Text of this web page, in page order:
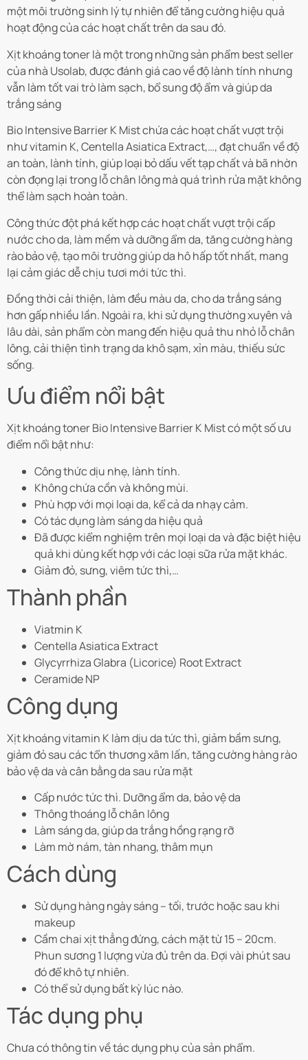
một môi trường sinh lý tự nhiên để tăng cường hiệu quả
hoạt động của các hoạt chất trên da sau đó.
Xịt khoáng tonerlà một trong những sản phẩm best seller
của nhà Usolab, được đánh giá cao về độ lành tính nhưng
vẫn làm tốt vai trò làm sạch, bổ sung độ ẩm và giúp da
trắng sáng
Bio Intensive Barrier K Mistchứa các hoạt chất vượt trội
như vitamin K, Centella Asiatica Extract,…, đạt chuẩn về độ
an toàn, lành tính, giúp loại bỏ dấu vết tạp chất và bã nhờn
còn đọng lại trong lỗ chân lông mà quá trình rửa mặt không
thể làm sạch hoàn toàn.
Công thức đột phá kết hợp các hoạt chất vượt trội cấp
nước cho da, làm mềm và dưỡng ẩm da, tăng cường hàng
rào bảo vệ, tạo môi trường giúp da hô hấp tốt nhất, mang
lại cảm giác dễ chịu tươi mới tức thì.
Đồng thời cải thiện, làm đều màu da, cho da trắng sáng
hơn gấp nhiều lần. Ngoài ra, khi sử dụng thường xuyên và
lâu dài, sản phẩm còn mang đến hiệu quả thu nhỏ lỗ chân
lông, cải thiện tình trạng da khô sạm, xỉn màu, thiếu sức
sống.
Ưu điểm nổi bật
Xịt khoáng tonerBio Intensive Barrier K Mistcó một số ưu
điểm nổi bật như:
Công thức dịu nhẹ, lành tính.
Không chứa cồn và không mùi.
Phù hợp với mọi loại da, kể cả da nhạy cảm.
Có tác dụng làm sáng da hiệu quả
Đã được kiểm nghiệm trên mọi loại da và đặc biệt hiệu
quả khi dùng kết hợp với các loại sữa rửa mặt khác.
Giảm đỏ, sưng, viêm tức thì,…
Thành phần
Viatmin K
Centella Asiatica Extract
Glycyrrhiza Glabra (Licorice) Root Extract
Ceramide NP
Công dụng
Xịt khoáng vitamin K làm dịu da tức thì, giảm bầm sưng,
giảm đỏ sau các tổn thương xâm lấn, tăng cường hàng rào
bảo vệ da và cân bằng da sau rửa mặt
Cấp nước tức thì. Dưỡng ẩm da, bảo vệ da
Thông thoáng lỗ chân lông
Làm sáng da, giúp da trắng hồng rạng rỡ
Làm mờ nám, tàn nhang, thâm mụn
Cách dùng
Sử dụng hàng ngày sáng – tối, trước hoặc sau khi
makeup
Cầm chai xịt thẳng đứng, cách mặt từ 15 – 20cm.
Phun sương 1 lượng vừa đủ trên da. Đợi vài phút sau
đó để khô tự nhiên.
Có thể sử dụng bất kỳ lúc nào.
Tác dụng phụ
Chưa có thông tin về tác dụng phụ của sản phẩm.